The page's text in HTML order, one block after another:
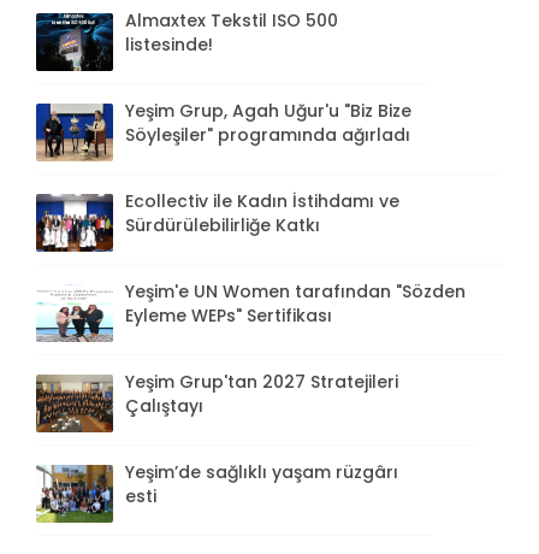
Almaxtex Tekstil ISO 500
listesinde!
Yeşim Grup, Agah Uğur'u "Biz Bize
Söyleşiler" programında ağırladı
Ecollectiv ile Kadın İstihdamı ve
Sürdürülebilirliğe Katkı
Yeşim'e UN Women tarafından "Sözden
Eyleme WEPs" Sertifikası
Yeşim Grup'tan 2027 Stratejileri
Çalıştayı
Yeşim’de sağlıklı yaşam rüzgârı
esti